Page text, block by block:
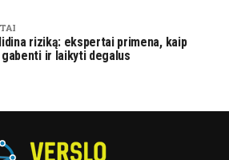
riziką: ekspertai primena, kaip
ir laikyti degalus